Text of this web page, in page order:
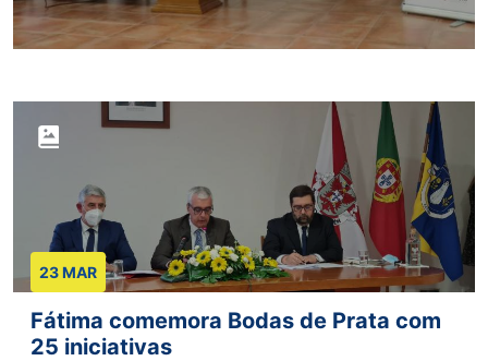
23 MAR
Fátima comemora Bodas de Prata com
25 iniciativas